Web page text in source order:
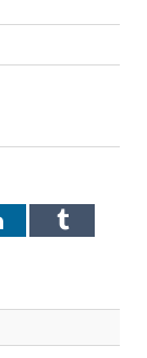
LinkedInTumblr